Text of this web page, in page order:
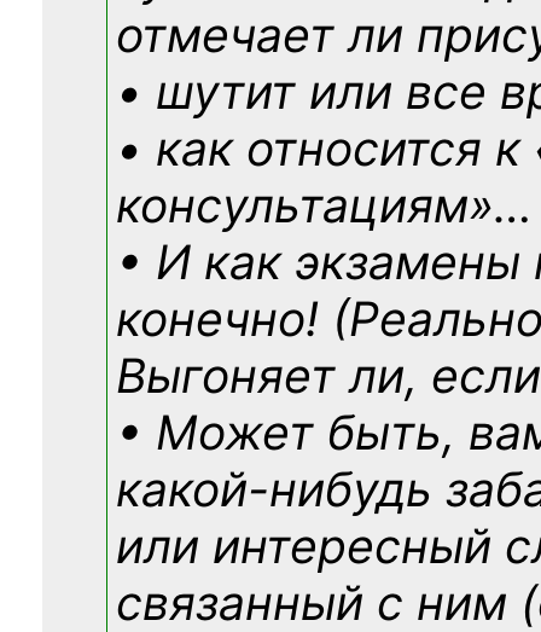
отмечает ли
• шутит или все
• как относится
консультациям»…
• И как экзамены
конечно!
Выгоняет ли,
• Может быть,
какой-нибудь
или интересный
связанный с ним